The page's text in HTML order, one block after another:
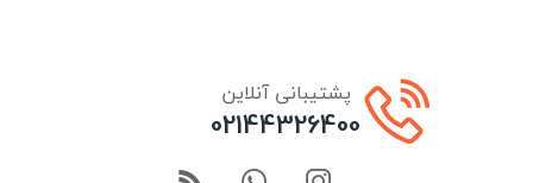
پشتیبانی آنلاین
02144326400